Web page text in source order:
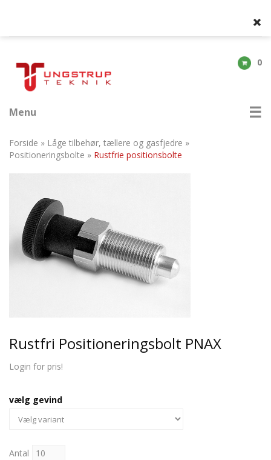
0
Menu
Forside » Låge tilbehør, tællere og gasfjedre »
Positioneringsbolte » Rustfrie positionsbolte
Rustfri Positioneringsbolt PNAX
Login for pris!
vælg gevind
Antal